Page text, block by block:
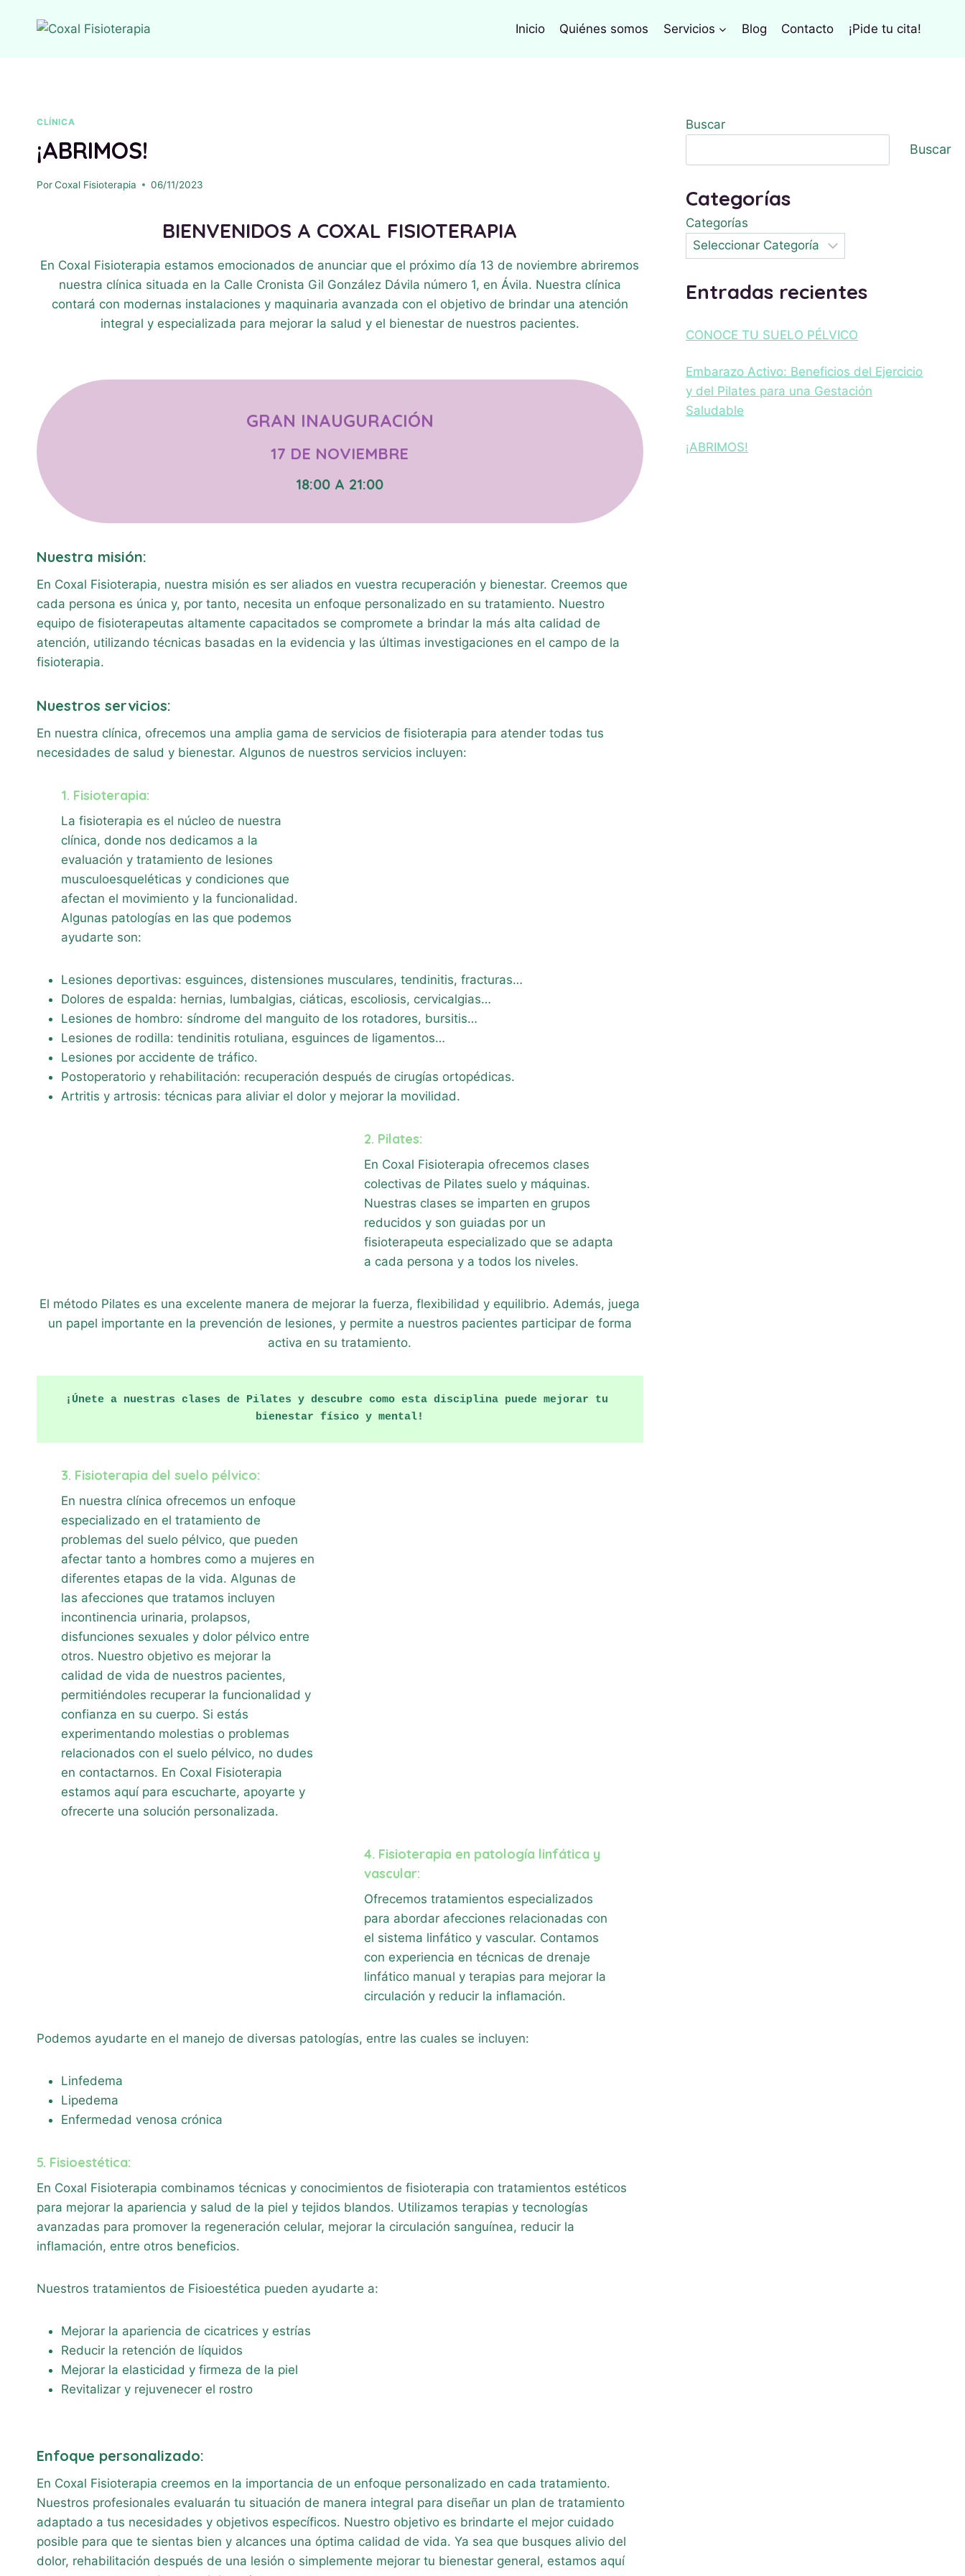
Inicio Quiénes somos Servicios Blog Contacto ¡Pide tu cita!
CLÍNICA
¡ABRIMOS!
PorCoxal Fisioterapia 06/11/2023
BIENVENIDOS A COXAL FISIOTERAPIA
En Coxal Fisioterapia estamos emocionados de anunciar que el próximo día 13 de noviembre abriremos
nuestra clínica situada en la Calle Cronista Gil González Dávila número 1, en Ávila. Nuestra clínica
contará con modernas instalaciones y maquinaria avanzada con el objetivo de brindar una atención
integral y especializada para mejorar la salud y el bienestar de nuestros pacientes.
GRAN INAUGURACIÓN
17 DE NOVIEMBRE
18:00 A 21:00
Nuestra misión:
En Coxal Fisioterapia, nuestra misión es ser aliados en vuestra recuperación y bienestar. Creemos que
cada persona es única y, por tanto, necesita un enfoque personalizado en su tratamiento. Nuestro
equipo de fisioterapeutas altamente capacitados se compromete a brindar la más alta calidad de
atención, utilizando técnicas basadas en la evidencia y las últimas investigaciones en el campo de la
fisioterapia.
Nuestros servicios:
En nuestra clínica, ofrecemos una amplia gama de servicios de fisioterapia para atender todas tus
necesidades de salud y bienestar. Algunos de nuestros servicios incluyen:
1. Fisioterapia:
La fisioterapia es el núcleo de nuestra
clínica, donde nos dedicamos a la
evaluación y tratamiento de lesiones
musculoesqueléticas y condiciones que
afectan el movimiento y la funcionalidad.
Algunas patologías en las que podemos
ayudarte son:
Lesiones deportivas: esguinces, distensiones musculares, tendinitis, fracturas…
Dolores de espalda: hernias, lumbalgias, ciáticas, escoliosis, cervicalgias…
Lesiones de hombro: síndrome del manguito de los rotadores, bursitis…
Lesiones de rodilla: tendinitis rotuliana, esguinces de ligamentos…
Lesiones por accidente de tráfico.
Postoperatorio y rehabilitación: recuperación después de cirugías ortopédicas.
Artritis y artrosis: técnicas para aliviar el dolor y mejorar la movilidad.
2. Pilates:
En Coxal Fisioterapia ofrecemos clases
colectivas de Pilates suelo y máquinas.
Nuestras clases se imparten en grupos
reducidos y son guiadas por un
fisioterapeuta especializado que se adapta
a cada persona y a todos los niveles.
El método Pilates es una excelente manera de mejorar la fuerza, flexibilidad y equilibrio. Además, juega
un papel importante en la prevención de lesiones, y permite a nuestros pacientes participar de forma
activa en su tratamiento.
¡Únete a nuestras clases de Pilates y descubre como esta disciplina puede mejorar tu
bienestar físico y mental!
3. Fisioterapia del suelo pélvico:
En nuestra clínica ofrecemos un enfoque
especializado en el tratamiento de
problemas del suelo pélvico, que pueden
afectar tanto a hombres como a mujeres en
diferentes etapas de la vida. Algunas de
las afecciones que tratamos incluyen
incontinencia urinaria, prolapsos,
disfunciones sexuales y dolor pélvico entre
otros. Nuestro objetivo es mejorar la
calidad de vida de nuestros pacientes,
permitiéndoles recuperar la funcionalidad y
confianza en su cuerpo. Si estás
experimentando molestias o problemas
relacionados con el suelo pélvico, no dudes
en contactarnos. En Coxal Fisioterapia
estamos aquí para escucharte, apoyarte y
ofrecerte una solución personalizada.
4. Fisioterapia en patología linfática y
vascular:
Ofrecemos tratamientos especializados
para abordar afecciones relacionadas con
el sistema linfático y vascular. Contamos
con experiencia en técnicas de drenaje
linfático manual y terapias para mejorar la
circulación y reducir la inflamación.
Podemos ayudarte en el manejo de diversas patologías, entre las cuales se incluyen:
Linfedema
Lipedema
Enfermedad venosa crónica
5. Fisioestética:
En Coxal Fisioterapia combinamos técnicas y conocimientos de fisioterapia con tratamientos estéticos
para mejorar la apariencia y salud de la piel y tejidos blandos. Utilizamos terapias y tecnologías
avanzadas para promover la regeneración celular, mejorar la circulación sanguínea, reducir la
inflamación, entre otros beneficios.
Nuestros tratamientos de Fisioestética pueden ayudarte a:
Mejorar la apariencia de cicatrices y estrías
Reducir la retención de líquidos
Mejorar la elasticidad y firmeza de la piel
Revitalizar y rejuvenecer el rostro
Enfoque personalizado:
En Coxal Fisioterapia creemos en la importancia de un enfoque personalizado en cada tratamiento.
Nuestros profesionales evaluarán tu situación de manera integral para diseñar un plan de tratamiento
adaptado a tus necesidades y objetivos específicos. Nuestro objetivo es brindarte el mejor cuidado
posible para que te sientas bien y alcances una óptima calidad de vida. Ya sea que busques alivio del
dolor, rehabilitación después de una lesión o simplemente mejorar tu bienestar general, estamos aquí
Buscar
Buscar
Categorías
Categorías
Entradas recientes
CONOCE TU SUELO PÉLVICO
Embarazo Activo: Beneficios del Ejercicio
y del Pilates para una Gestación
Saludable
¡ABRIMOS!